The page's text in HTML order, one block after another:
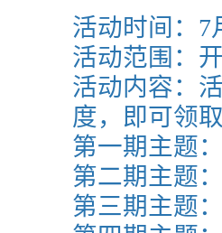
活动时间： 7
活动范围：
活动内容：
度，即可领
第一期主题：
第二期主题：
第三期主题：